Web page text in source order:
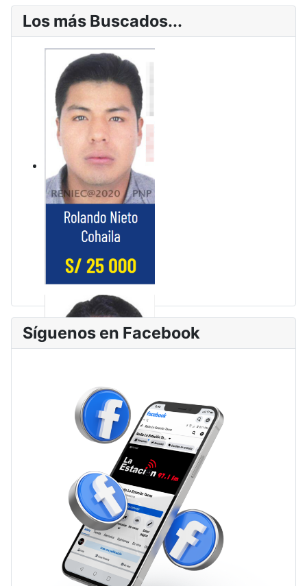
Los más Buscados...
Síguenos en Facebook